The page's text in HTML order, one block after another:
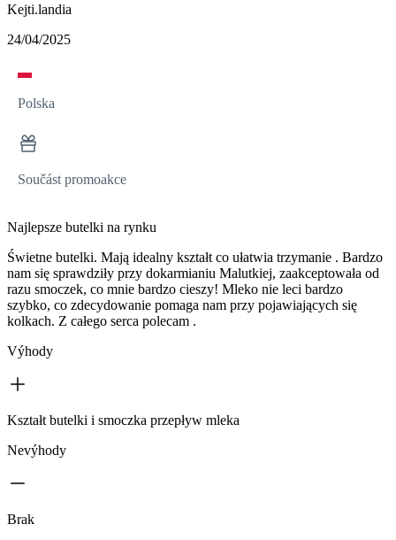
Kejti.landia
24/04/2025
Polska
Součást promoakce
Najlepsze butelki na rynku
Świetne butelki. Mają idealny kształt co ułatwia trzymanie . Bardzo
nam się sprawdziły przy dokarmianiu Malutkiej, zaakceptowała od
razu smoczek, co mnie bardzo cieszy! Mleko nie leci bardzo
szybko, co zdecydowanie pomaga nam przy pojawiających się
kolkach. Z całego serca polecam .
Výhody
Kształt butelki i smoczka przepływ mleka
Nevýhody
Brak